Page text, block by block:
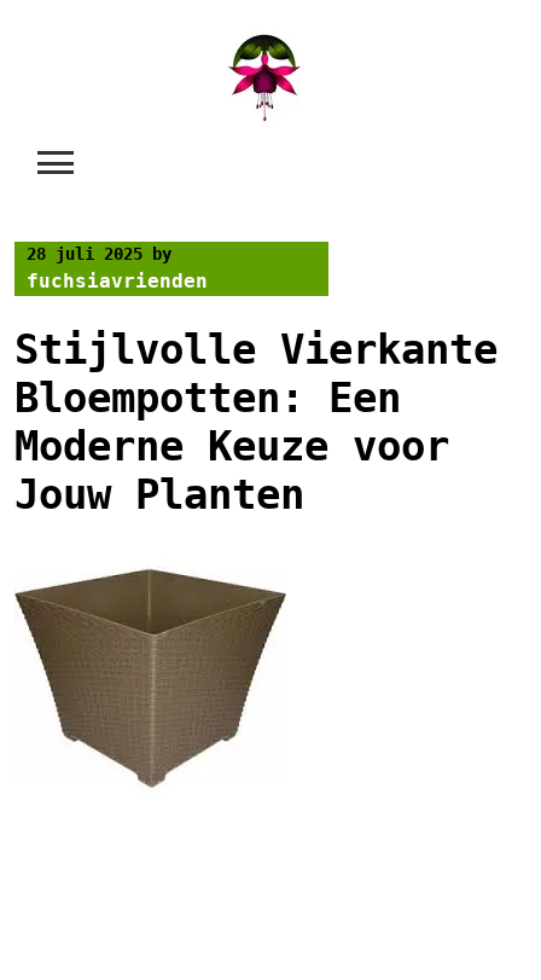
28 juli 2025 by
fuchsiavrienden
Stijlvolle Vierkante
Bloempotten: Een
Moderne Keuze voor
Jouw Planten